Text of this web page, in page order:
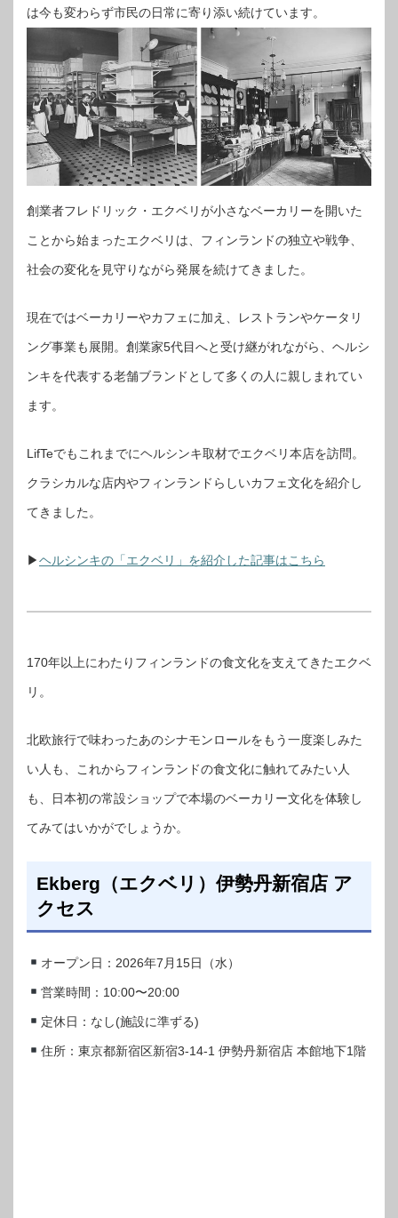
は今も変わらず市民の日常に寄り添い続けています。
創業者フレドリック・エクベリが小さなベーカリーを開いた
ことから始まったエクベリは、フィンランドの独立や戦争、
社会の変化を見守りながら発展を続けてきました。
現在ではベーカリーやカフェに加え、レストランやケータリ
ング事業も展開。創業家5代目へと受け継がれながら、ヘルシ
ンキを代表する老舗ブランドとして多くの人に親しまれてい
ます。
LifTeでもこれまでにヘルシンキ取材でエクベリ本店を訪問。
クラシカルな店内やフィンランドらしいカフェ文化を紹介し
てきました。
▶︎ヘルシンキの「エクベリ」を紹介した記事はこちら
170年以上にわたりフィンランドの食文化を支えてきたエクベ
リ。
北欧旅行で味わったあのシナモンロールをもう一度楽しみた
い人も、これからフィンランドの食文化に触れてみたい人
も、日本初の常設ショップで本場のベーカリー文化を体験し
てみてはいかがでしょうか。
Ekberg（エクベリ）伊勢丹新宿店 ア
クセス
オープン日：2026年7月15日（水）
営業時間：10:00〜20:00
定休日：なし(施設に準ずる)
住所：東京都新宿区新宿3-14-1 伊勢丹新宿店 本館地下1階